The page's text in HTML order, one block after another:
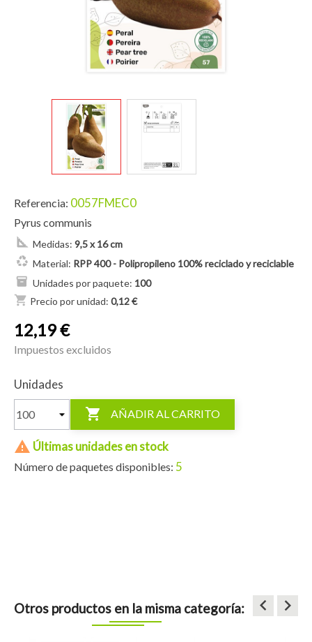
Referencia: 0057FMEC0
Pyrus communis
Medidas: 9,5 x 16 cm
Material: RPP 400 - Polipropileno 100% reciclado y reciclable
Unidades por paquete: 100
shopping_cart Precio por unidad: 0,12 €
12,19 €
Impuestos excluidos
Unidades
 AÑADIR AL CARRITO
 Últimas unidades en stock
Número de paquetes disponibles: 5
Otros productos en la misma categoría: keyboard_arrow_left keyboard_arrow_right